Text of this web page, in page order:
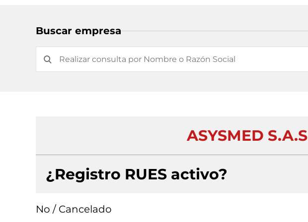
Buscar empresa
ASYSMED S.A.S
¿Registro RUES activo?
No / Cancelado